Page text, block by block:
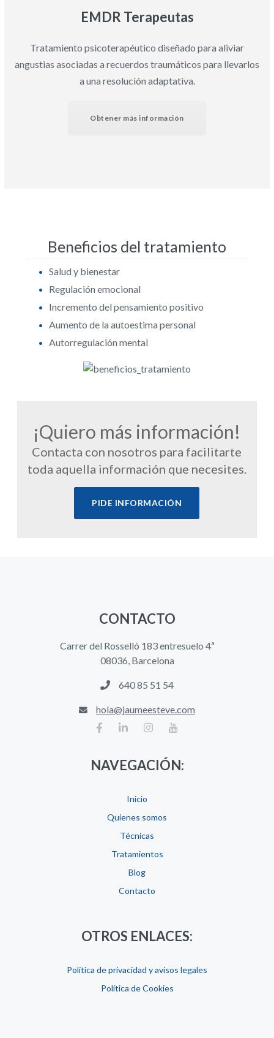
EMDR Terapeutas
Tratamiento psicoterapéutico diseñado para aliviar
angustias asociadas a recuerdos traumáticos para llevarlos
a una resolución adaptativa.
Obtener más información
Beneficios del tratamiento
Salud y bienestar
Regulación emocional
Incremento del pensamiento positivo
Aumento de la autoestima personal
Autorregulación mental
¡Quiero más información!
Contacta con nosotros para facilitarte
toda aquella información que necesites.
PIDE INFORMACIÓN
CONTACTO
Carrer del Rosselló 183 entresuelo 4ª
08036, Barcelona
640 85 51 54
hola@jaumeesteve.com
NAVEGACIÓN:
Inicio
Quienes somos
Técnicas
Tratamientos
Blog
Contacto
OTROS ENLACES:
Política de privacidad y avisos legales
Política de Cookies